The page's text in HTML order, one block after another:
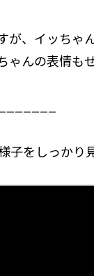
が、イッちゃ
んの表情も
子をしっかり